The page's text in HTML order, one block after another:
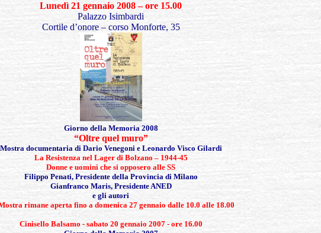
Lunedì 21 gennaio 2008 – ore 15.00
Palazzo Isimbardi
Cortile d’onore –corsoMonforte, 35
Giorno della Memoria 2008
“Oltre quel muro”
Mostra documentaria di Dario Venegoni e Leonardo Visco Gilardi
La Resistenza nel Lager di Bolzano – 1944-45
Donne e uomini che si opposero alle SS
Filippo Penati, Presidente della Provincia di Milano
Gianfranco Maris, Presidente ANED
e gli autori
rimane aperta fino a domenica 27 gennaio dalle 10.0 alle 18.00
Cinisello Balsamo - sabato 20 gennaio 2007 - ore 16.00